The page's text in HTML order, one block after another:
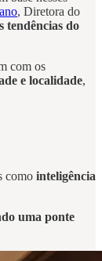
, Diretora do
tendências do
com os
e localidade,
como inteligência
uma ponte